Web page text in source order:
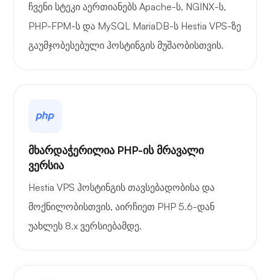
ჩვენი სტეკი აერთიანებს Apache-ს, NGINX-ს,
PHP-FPM-ს და MySQL MariaDB-ს Hestia VPS-ზე
გაუმჯობესებული ჰოსტინგის მუშაობისთვის.
მხარდაჭერილია PHP-ის მრავალი
ვერსია
Hestia VPS ჰოსტინგის თავსებადობისა და
მოქნილობისთვის, აირჩიეთ PHP 5.6-დან
უახლეს 8.x ვერსიებამდე.